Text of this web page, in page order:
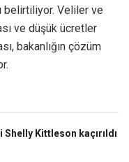
belirtiliyor. Veliler ve
ve düşük ücretler
bakanlığın çözüm
Shelly Kittleson kaçırıldı